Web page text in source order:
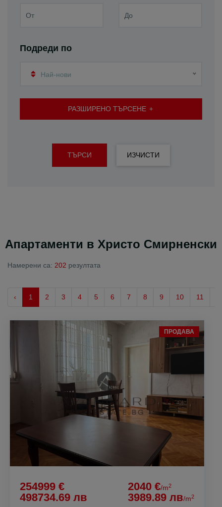
Подреди по
Най-нови
РАЗШИРЕНО ТЪРСЕНЕ
ТЪРСИ ИЗЧИСТИ
Апартаменти в Христо Смирненски
Намерени са: 202 резултата
‹ 1 2 3 4 5 6 7 8 9 10 11
ПРОДАВА
254999 €
498734.69 лв
2040 €/m2
3989.89 лв/m2